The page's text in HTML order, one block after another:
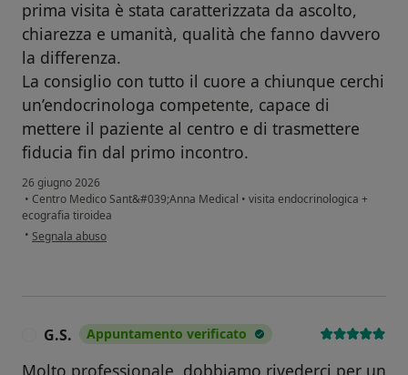
prima visita è stata caratterizzata da ascolto,
chiarezza e umanità, qualità che fanno davvero
la differenza.
La consiglio con tutto il cuore a chiunque cerchi
un’endocrinologa competente, capace di
mettere il paziente al centro e di trasmettere
fiducia fin dal primo incontro.
26 giugno 2026
• Centro Medico Sant&#039;Anna Medical • visita endocrinologica +
ecografia tiroidea
• secondo l'opinione dell'utente S.C
Segnala abuso
G.S. Appuntamento verificato
Molto professionale, dobbiamo rivederci per un